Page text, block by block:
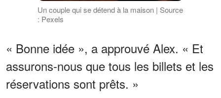
Un couple qui se détend à la maison | Source
: Pexels
« Bonne idée », a approuvé Alex. « Et
assurons-nous que tous les billets et les
réservations sont prêts. »